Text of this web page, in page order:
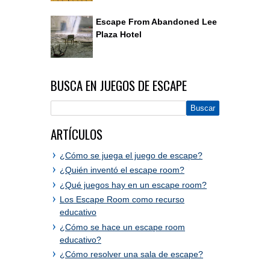
Escape From Abandoned Lee
Plaza Hotel
BUSCA EN JUEGOS DE ESCAPE
ARTÍCULOS
¿Cómo se juega el juego de escape?
¿Quién inventó el escape room?
¿Qué juegos hay en un escape room?
Los Escape Room como recurso
educativo
¿Cómo se hace un escape room
educativo?
¿Cómo resolver una sala de escape?